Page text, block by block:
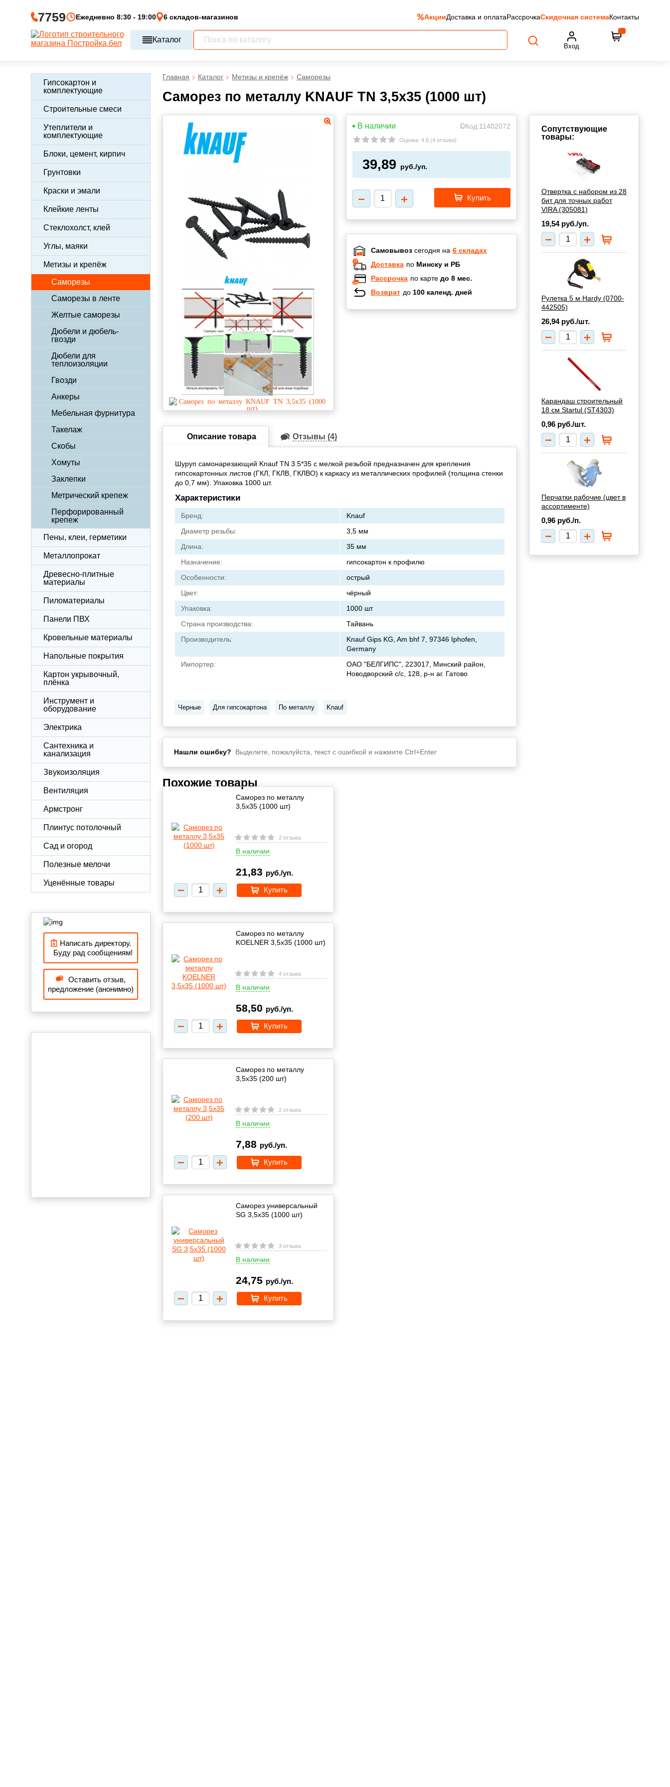
7759 Ежедневно 8:30 - 19:00 6 складов-магазинов АкцииДоставка и оплатаРассрочкаСкидочная системаКонтакты
Каталог
Вход
Гипсокартон и
комплектующие
Строительные смеси
Утеплители и
комплектующие
Блоки, цемент, кирпич
Грунтовки
Краски и эмали
Клейкие ленты
Стеклохолст, клей
Углы, маяки
Метизы и крепёж
Саморезы
Саморезы в ленте
Желтые саморезы
Дюбели и дюбель-
гвозди
Дюбели для
теплоизоляции
Гвозди
Анкеры
Мебельная фурнитура
Такелаж
Скобы
Хомуты
Заклепки
Метрический крепеж
Перфорированный
крепеж
Пены, клеи, герметики
Металлопрокат
Древесно-плитные
материалы
Пиломатериалы
Панели ПВХ
Кровельные материалы
Напольные покрытия
Картон укрывочный,
плёнка
Инструмент и
оборудование
Электрика
Сантехника и
канализация
Звукоизоляция
Вентиляция
Армстронг
Плинтус потолочный
Сад и огород
Полезные мелочи
Уценённые товары
Написать директору.
Буду рад сообщениям!
Оставить отзыв,
предложение (анонимно)
Главная Каталог Метизы и крепёж Саморезы
Саморез по металлу KNAUF TN 3,5x35 (1000 шт)
В наличии Код:11402072
Оценка: 4.8(4 отзыва)
39,89 руб./уп.
Купить
Самовывозсегодня на 6 складах
Доставка по Минску и РБ
Рассрочка по карте до 8 мес.
Возврат до 100 календ. дней
Описание товара Отзывы (4)
Шуруп самонарезающий Knauf TN 3.5*35 с мелкой резьбой предназначен для крепления
гипсокартонных листов (ГКЛ, ГКЛВ, ГКЛВО) к каркасу из металлических профилей (толщина стенки
до 0,7 мм). Упаковка 1000 шт.
Характеристики
Бренд:
Knauf
Диаметр резьбы:
3,5 мм
Длина:
35 мм
Назначение:
гипсокартон к профилю
Особенности:
острый
Цвет:
чёрный
Упаковка:
1000 шт
Страна производства:
Тайвань
Производитель:
Knauf Gips KG, Am bhf 7, 97346 Iphofen,
Germany
Импортер:
ОАО "БЕЛГИПС", 223017, Минский район,
Новодворский с/с, 128, р-н аг. Гатово
Черные Для гипсокартона По металлу Knauf
Нашли ошибку? Выделите, пожалуйста, текст с ошибкой и нажмите Ctrl+Enter
Похожие товары
Саморез по металлу
3,5x35 (1000 шт)
2 отзыва
В наличии
21,83 руб./уп.
Купить
Саморез по металлу
KOELNER 3,5x35 (1000 шт)
4 отзыва
В наличии
58,50 руб./уп.
Купить
Саморез по металлу
3,5x35 (200 шт)
2 отзыва
В наличии
7,88 руб./уп.
Купить
Саморез универсальный
SG 3,5х35 (1000 шт)
3 отзыва
В наличии
24,75 руб./уп.
Купить
Сопутствующие
товары:
Отвертка с набором из 28
бит для точных работ
VIRA (305081)
19,54 руб./уп.
Рулетка 5 м Hardy (0700-
442505)
26,94 руб./шт.
Карандаш строительный
18 см Startul (ST4303)
0,96 руб./шт.
Перчатки рабочие (цвет в
ассортименте)
0,96 руб./п.